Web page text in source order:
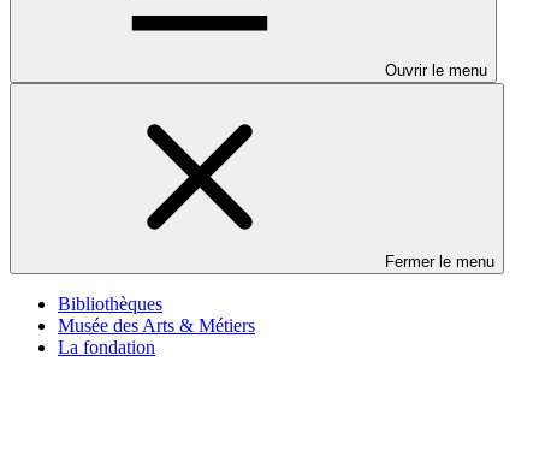
Ouvrir le menu
Fermer le menu
Bibliothèques
Musée des Arts & Métiers
La fondation